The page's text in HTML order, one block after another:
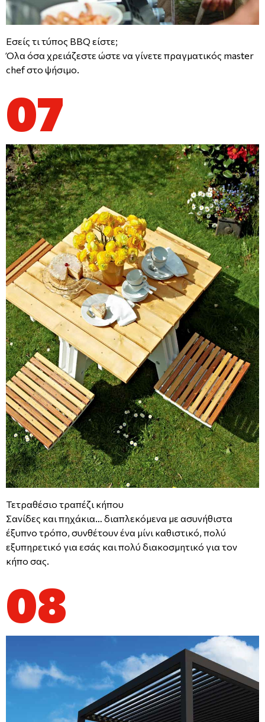
Εσείς τι τύπος ΒΒQ είστε;
Όλα όσα χρειάζεστε ώστε να γίνετε πραγματικός master
chef στο ψήσιμο.
07
Τετραθέσιο τραπέζι κήπου
Σανίδες και πηχάκια… διαπλεκόμενα με ασυνήθιστα
έξυπνο τρόπο, συνθέτουν ένα μίνι καθιστικό, πολύ
εξυπηρετικό για εσάς και πολύ διακοσμητικό για τον
κήπο σας.
08